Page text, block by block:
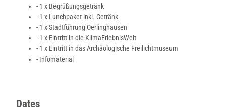
- 1 x Begrüßungsgetränk
- 1 x Lunchpaket inkl. Getränk
- 1 x Stadtführung Oerlinghausen
- 1 x Eintritt in die KlimaErlebnisWelt
- 1 x Eintritt in das Archäologische Freilichtmuseum
- Infomaterial
Dates